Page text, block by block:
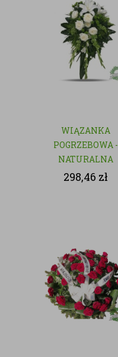
WIĄZANKA
POGRZEBOWA -
NATURALNA
298,46 zł